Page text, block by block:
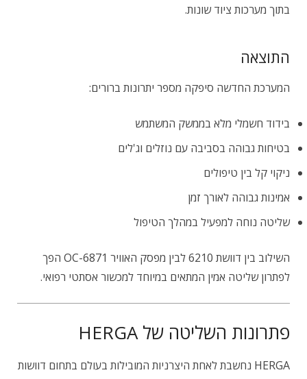
בתוך מערכות ציוד שונות.
התוצאה
המערכת החדשה סיפקה מספר יתרונות ברורים:
בידוד חשמלי מלא בממשק המשתמש
בטיחות גבוהה בסביבה עם נוזלים וג'לים
ניקוי קל בין טיפולים
אמינות גבוהה לאורך זמן
שליטה נוחה למפעיל במהלך הטיפול
השילוב בין דוושת 6210 לבין מפסק האוויר 6871-OC הפך
לפתרון שליטה אמין המתאים במיוחד למכשור אסתטי רפואי.
פתרונות השליטה של HERGA
HERGA נחשבת לאחת היצרניות המובילות בעולם בתחום דוושות